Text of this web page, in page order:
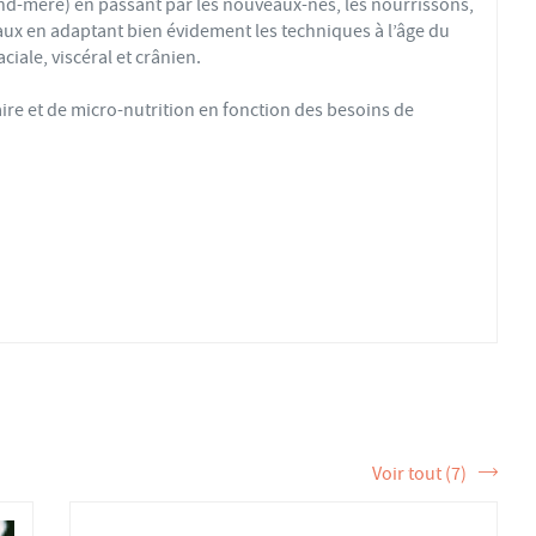
en adaptant bien évidement les techniques à l’âge du
viscéral et crânien.
et de micro-nutrition en fonction des besoins de
les compensations, dégrade l’organisme.. Jacques
mais il s'est heurté à une vision étroite et protectionniste
qui seront nos meilleurs ambassadeurs.
Voir tout (7)